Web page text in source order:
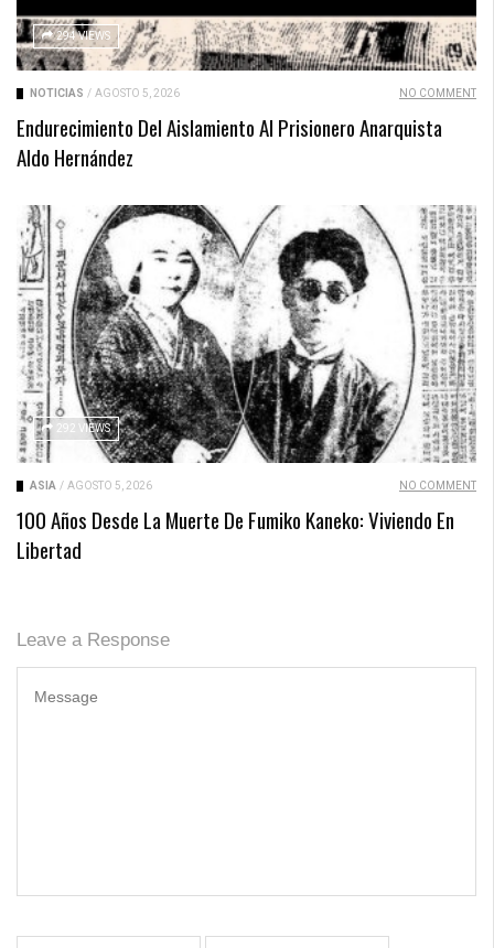
294 VIEWS
NOTICIAS / AGOSTO 5, 2026 NO COMMENT
Endurecimiento Del Aislamiento Al Prisionero Anarquista
Aldo Hernández
292 VIEWS
ASIA / AGOSTO 5, 2026 NO COMMENT
100 Años Desde La Muerte De Fumiko Kaneko: Viviendo En
Libertad
Leave a Response